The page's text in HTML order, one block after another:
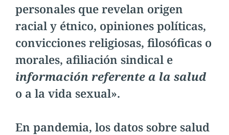
personales que revelan origen
racial y étnico, opiniones políticas,
convicciones religiosas, filosóficas o
morales, afiliación sindical e
información referente a la salud
o a la vida sexual».
En pandemia, los datos sobre salud